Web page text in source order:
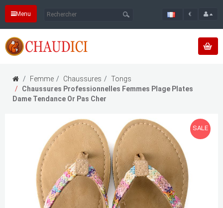
Menu €
Femme Chaussures
Tongs
Chaussures Professionnelles Femmes Plage Plates
Dame Tendance Or Pas Cher
SALE